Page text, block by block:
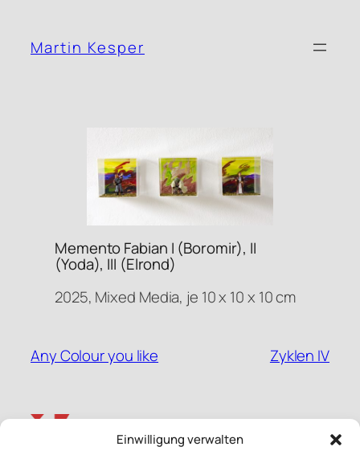
Einwilligung verwalten
springen
Martin Kesper
Memento Fabian I (Boromir), II
(Yoda), III (Elrond)
2025, Mixed Media, je 10 x 10 x 10 cm
Any Colour you like Zyklen IV